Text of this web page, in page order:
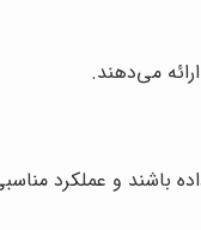
می‌دهند.
باشند و عملکرد